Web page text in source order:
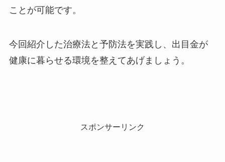
ことが可能です。
今回紹介した治療法と予防法を実践し、出目金が
健康に暮らせる環境を整えてあげましょう。
スポンサーリンク